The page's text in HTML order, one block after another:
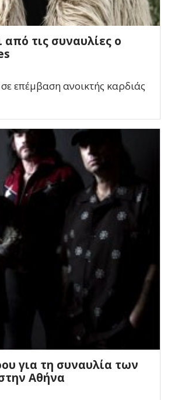
τις συναυλίες ο
επέμβαση ανοικτής καρδιάς
για τη συναυλία των
Αθήνα